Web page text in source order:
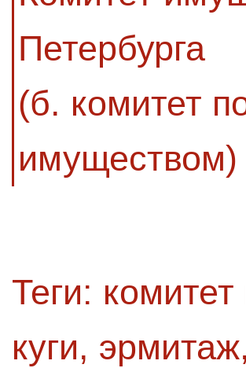
Петербурга
(б. комитет
имуществом)
Теги:
куги, эрмитаж,